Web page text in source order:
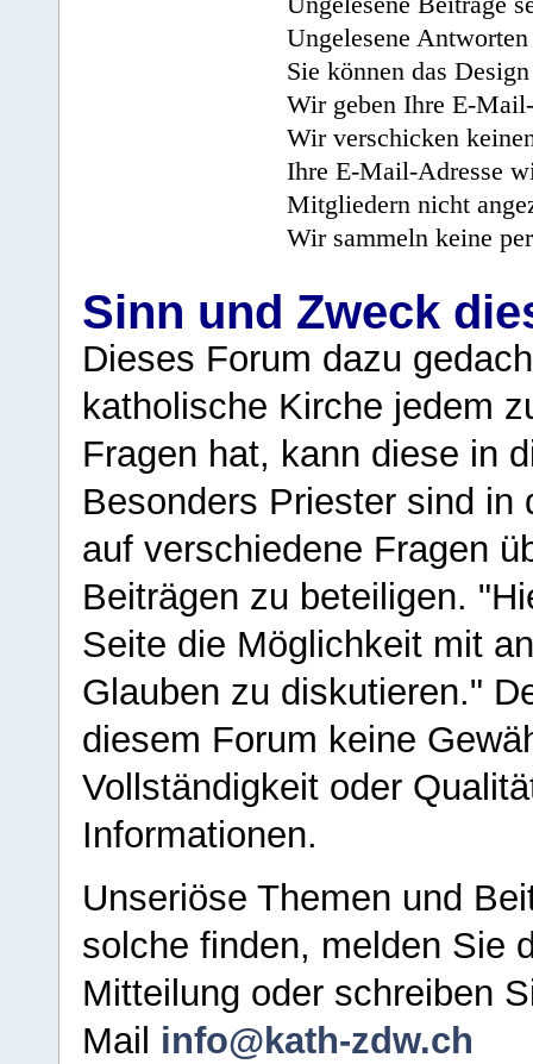
Ungelesene
Sie können das
Wir geben Ihre E-
Wir verschicken
Ihre E-Mail-Adresse
Mitgliedern nicht
Wir sammeln keine
Sinn und Zweck
Dieses Forum dazu
katholische Kirche jedem
Fragen hat, kann diese in
Besonders Priester sind in
auf verschiedene Fragen
Beiträgen zu beteiligen.
Seite die Möglichkeit mit
Glauben zu diskutieren."
diesem Forum keine
Vollständigkeit oder
Informationen.
Unseriöse Themen und
solche finden, melden Sie
Mitteilung oder schreiben
Mail info@kath-zdw.ch